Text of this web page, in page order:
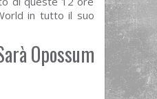
in tutto il suo
Opossum